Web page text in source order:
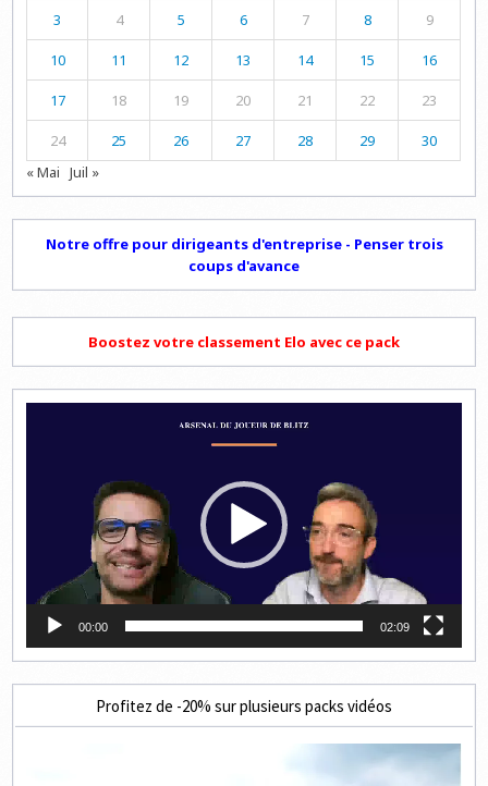
3 4 5 6 7 8 9
10 11 12 13 14 15 16
17 18 19 20 21 22 23
24 25 26 27 28 29
30
« Mai Juil »
Notre offre pour dirigeants d'entreprise - Penser trois
coups d'avance
Boostez votre classement Elo avec ce pack
00:00 02:09
Profitez de -20% sur plusieurs packs vidéos